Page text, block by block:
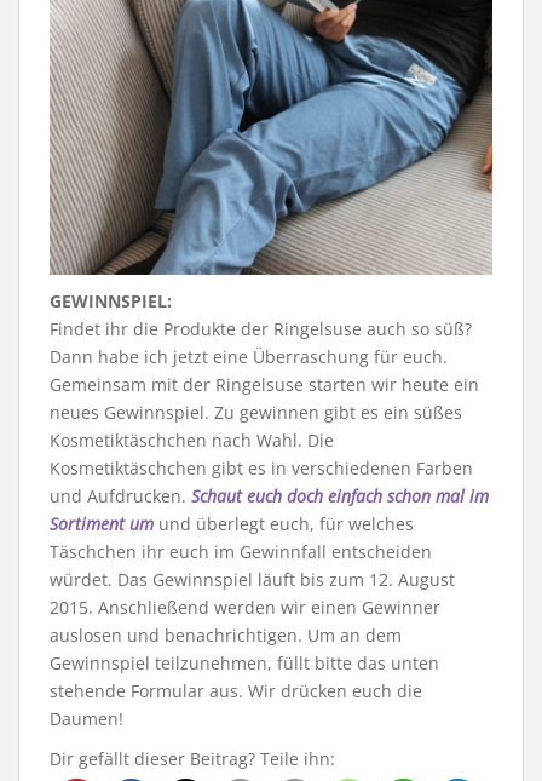
GEWINNSPIEL:
Findet ihr die Produkte der Ringelsuse auch so süß?
Dann habe ich jetzt eine Überraschung für euch.
Gemeinsam mit der Ringelsuse starten wir heute ein
neues Gewinnspiel. Zu gewinnen gibt es ein süßes
Kosmetiktäschchen nach Wahl. Die
Kosmetiktäschchen gibt es in verschiedenen Farben
und Aufdrucken. Schaut euch doch einfach schon mal im
Sortiment um und überlegt euch, für welches
Täschchen ihr euch im Gewinnfall entscheiden
würdet. Das Gewinnspiel läuft bis zum 12. August
2015. Anschließend werden wir einen Gewinner
auslosen und benachrichtigen. Um an dem
Gewinnspiel teilzunehmen, füllt bitte das unten
stehende Formular aus. Wir drücken euch die
Daumen!
Dir gefällt dieser Beitrag? Teile ihn: